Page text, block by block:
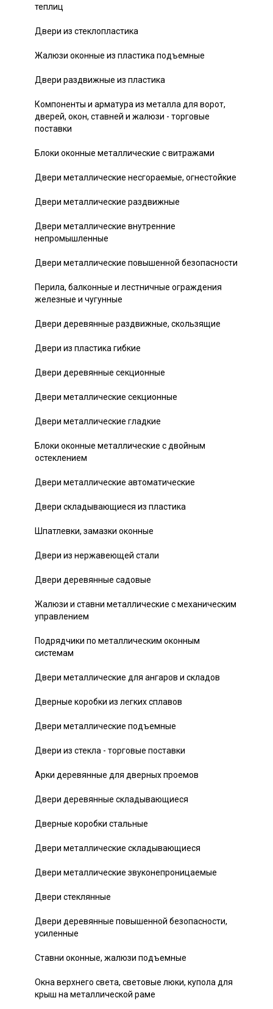
теплиц
Двери из стеклопластика
Жалюзи оконные из пластика подъемные
Двери раздвижные из пластика
Компоненты и арматура из металла для ворот,
дверей, окон, ставней и жалюзи - торговые
поставки
Блоки оконные металлические с витражами
Двери металлические несгораемые, огнестойкие
Двери металлические раздвижные
Двери металлические внутренние
непромышленные
Двери металлические повышенной безопасности
Перила, балконные и лестничные ограждения
железные и чугунные
Двери деревянные раздвижные, скользящие
Двери из пластика гибкие
Двери деревянные секционные
Двери металлические секционные
Двери металлические гладкие
Блоки оконные металлические с двойным
остеклением
Двери металлические автоматические
Двери складывающиеся из пластика
Шпатлевки, замазки оконные
Двери из нержавеющей стали
Двери деревянные садовые
Жалюзи и ставни металлические с механическим
управлением
Подрядчики по металлическим оконным
системам
Двери металлические для ангаров и складов
Дверные коробки из легких сплавов
Двери металлические подъемные
Двери из стекла - торговые поставки
Арки деревянные для дверных проемов
Двери деревянные складывающиеся
Дверные коробки стальные
Двери металлические складывающиеся
Двери металлические звуконепроницаемые
Двери стеклянные
Двери деревянные повышенной безопасности,
усиленные
Ставни оконные, жалюзи подъемные
Окна верхнего света, световые люки, купола для
крыш на металлической раме